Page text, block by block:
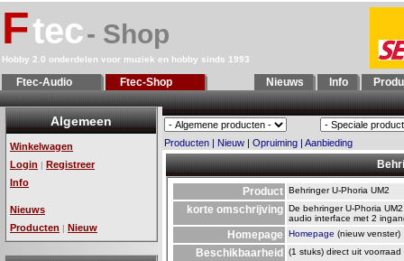
Ftec- Shop
Hobby 2.0 onderdelen voor muziek en hobby sinds 1993
Ftec-Audio Ftec-Shop Nieuws Info
Algemeen
Winkelwagen
Login | Registreer
Info
Nieuws
Producten | Nieuw
Producten | Nieuw | Opruiming | Aanbieding
Product Behringer U-Phoria UM2
korte omschrijving De behringer U-Phoria
audio interface met 2
Homepage Homepage (nieuw venster)
Beschikbaarheid (1 stuks) direct uit voorraad